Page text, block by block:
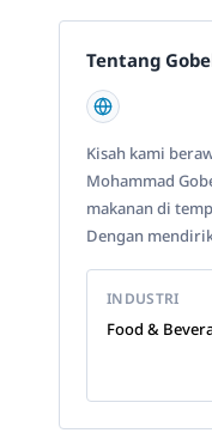
Tentang
Kisah kami
Mohammad
makanan di
Dengan
INDUSTRI
Food &